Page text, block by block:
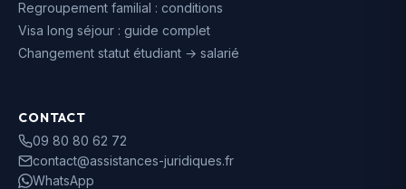
Regroupement familial : conditions
Visa long séjour : guide complet
Changement statut étudiant → salarié
CONTACT
09 80 80 62 72
contact@assistances-juridiques.fr
WhatsApp